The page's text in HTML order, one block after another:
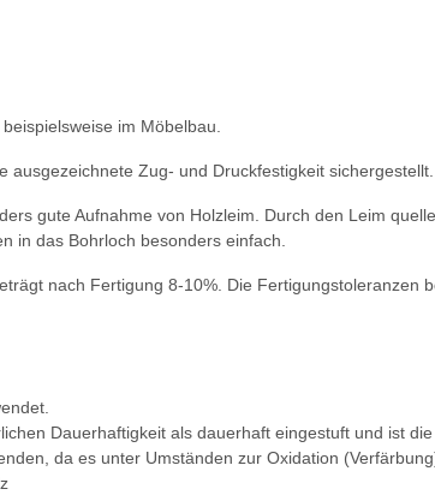
im Möbelbau.
ausgezeichnete Zug- und Druckfestigkeit sichergestellt.
gute Aufnahme von Holzleim. Durch den Leim
in das Bohrloch besonders einfach.
nach Fertigung 8-10%. Die
Dauerhaftigkeit als dauerhaft eingestuft und ist
da es unter Umständen zur Oxidation